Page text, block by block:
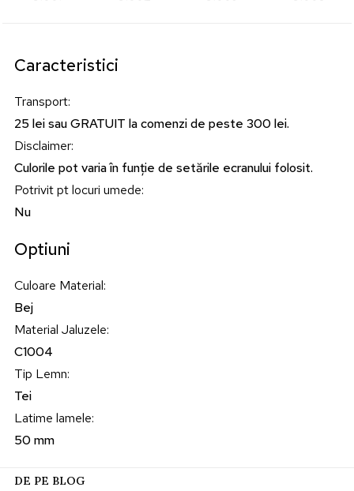
Caracteristici
Transport:
25 lei sau GRATUIT la comenzi de peste 300 lei.
Disclaimer:
Culorile pot varia în funție de setările ecranului folosit.
Potrivit pt locuri umede:
Nu
Optiuni
Culoare Material:
Bej
Material Jaluzele:
C1004
Tip Lemn:
Tei
Latime lamele:
50 mm
DE PE BLOG